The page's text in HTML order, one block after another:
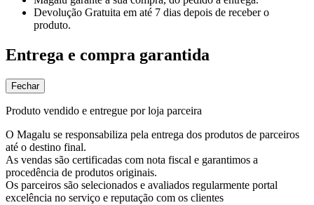
Devolução Gratuita em até 7 dias depois de receber o
produto.
Entrega e compra garantida
Fechar
Produto vendido e entregue por loja parceira
O Magalu se responsabiliza pela entrega dos produtos de parceiros
até o destino final.
As vendas são certificadas com nota fiscal e garantimos a
procedência de produtos originais.
Os parceiros são selecionados e avaliados regularmente portal
excelência no serviço e reputação com os clientes